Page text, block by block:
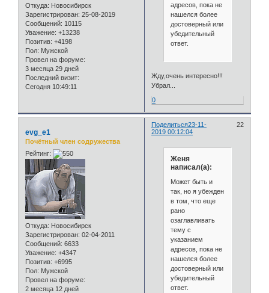
Откуда: Новосибирск
Зарегистрирован: 25-08-2019
Сообщений: 10115
Уважение: +13238
Позитив: +4198
Пол: Мужской
Провел на форуме:
3 месяца 29 дней
Последний визит:
Сегодня 10:49:11
адресов, пока не
нашелся более
достоверный или
убедительный
ответ.
Жду,очень интересно!!!
Убрал...
0
Поделиться 22
23-11-
2019 00:12:04
evg_e1
Почётный член содружества
Рейтинг:
Откуда: Новосибирск
Зарегистрирован: 02-04-2011
Сообщений: 6633
Уважение: +4347
Позитив: +6995
Пол: Мужской
Провел на форуме:
2 месяца 12 дней
Женя
написал(а):
Может быть и
так, но я убежден
в том, что еще
рано
озаглавливать
тему с
указанием
адресов, пока не
нашелся более
достоверный или
убедительный
ответ.